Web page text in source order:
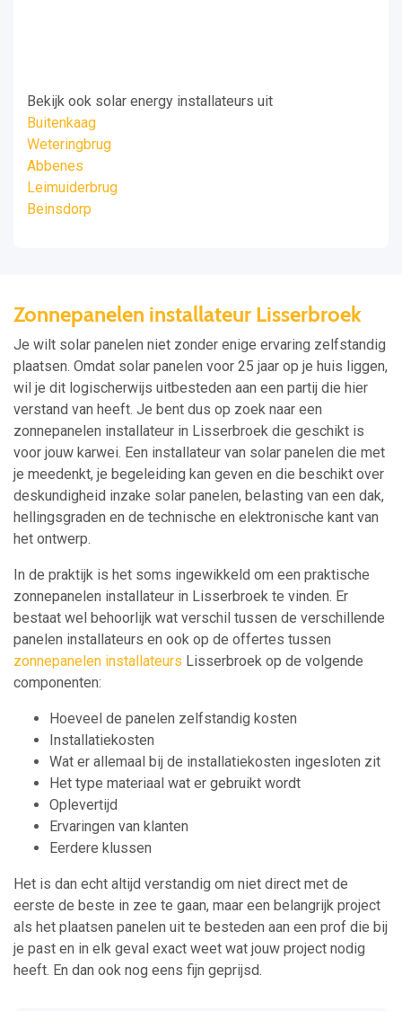
Bekijk ook solar energy installateurs uit
Buitenkaag
Weteringbrug
Abbenes
Leimuiderbrug
Beinsdorp
Zonnepanelen installateur Lisserbroek
Je wilt solar panelen niet zonder enige ervaring zelfstandig
plaatsen. Omdat solar panelen voor 25 jaar op je huis liggen,
wil je dit logischerwijs uitbesteden aan een partij die hier
verstand van heeft. Je bent dus op zoek naar een
zonnepanelen installateur in Lisserbroek die geschikt is
voor jouw karwei. Een installateur van solar panelen die met
je meedenkt, je begeleiding kan geven en die beschikt over
deskundigheid inzake solar panelen, belasting van een dak,
hellingsgraden en de technische en elektronische kant van
het ontwerp.
In de praktijk is het soms ingewikkeld om een praktische
zonnepanelen installateur in Lisserbroek te vinden. Er
bestaat wel behoorlijk wat verschil tussen de verschillende
panelen installateurs en ook op de offertes tussen
zonnepanelen installateurs Lisserbroek op de volgende
componenten:
Hoeveel de panelen zelfstandig kosten
Installatiekosten
Wat er allemaal bij de installatiekosten ingesloten zit
Het type materiaal wat er gebruikt wordt
Oplevertijd
Ervaringen van klanten
Eerdere klussen
Het is dan echt altijd verstandig om niet direct met de
eerste de beste in zee te gaan, maar een belangrijk project
als het plaatsen panelen uit te besteden aan een prof die bij
je past en in elk geval exact weet wat jouw project nodig
heeft. En dan ook nog eens fijn geprijsd.